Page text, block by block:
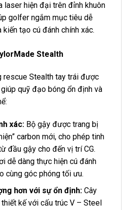
laser hiện đại trên đỉnh khuôn
golfer ngắm mục tiêu dễ
kiến tạo cú đánh chính xác.
Stealth
rescue Stealth tay trái được
quỹ đạo bóng ổn định và
xác:Bộ gậy được trang bị
carbon mới, cho phép tinh
đầu gậy cho đến vị trí CG.
dễ dàng thực hiện cú đánh
cùng góc phóng tối ưu.
hơn với sự ổn định:Cây
kế với cấu trúc V – Steel